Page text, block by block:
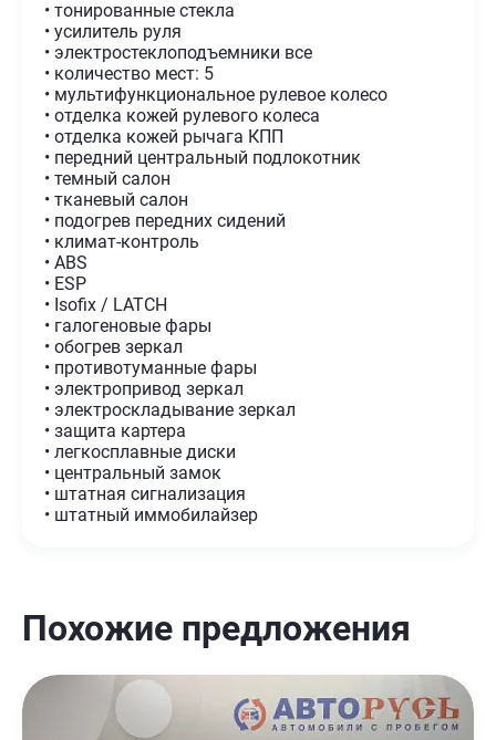
• тонированные стекла
• усилитель руля
• электростеклоподъемники все
• количество мест: 5
• мультифункциональное рулевое колесо
• отделка кожей рулевого колеса
• отделка кожей рычага КПП
• передний центральный подлокотник
• темный салон
• тканевый салон
• подогрев передних сидений
• климат-контроль
• ABS
• ESP
• Isofix / LATCH
• галогеновые фары
• обогрев зеркал
• противотуманные фары
• электропривод зеркал
• электроскладывание зеркал
• защита картера
• легкосплавные диски
• центральный замок
• штатная сигнализация
• штатный иммобилайзер
Похожие предложения